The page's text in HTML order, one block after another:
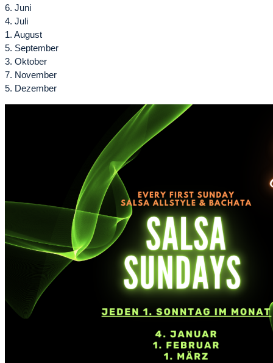
6. Juni
4. Juli
1. August
5. September
3. Oktober
7. November
5. Dezember